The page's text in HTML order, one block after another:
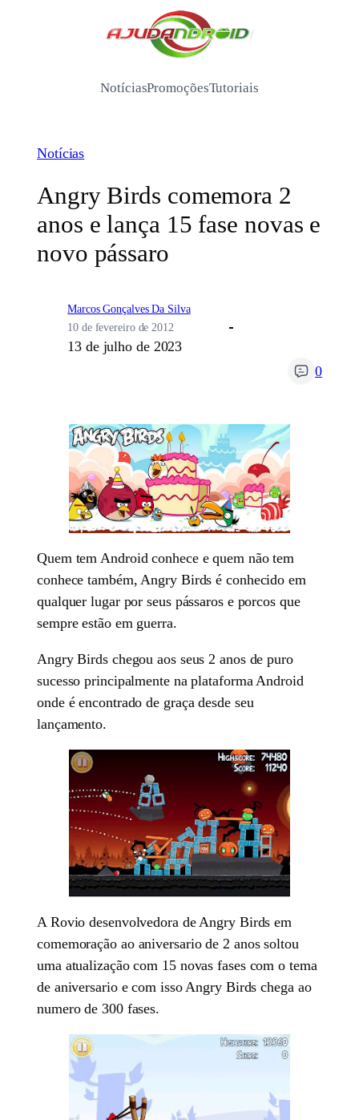
/
NotíciasPromoçõesTutoriais
Notícias
Angry Birds comemora 2
anos e lança 15 fase novas e
novo pássaro
Marcos Gonçalves Da Silva
10 de fevereiro de 2012
13 de julho de 2023
0
Quem tem Android conhece e quem não tem
conhece também, Angry Birds é conhecido em
qualquer lugar por seus pássaros e porcos que
sempre estão em guerra.
Angry Birds chegou aos seus 2 anos de puro
sucesso principalmente na plataforma Android
onde é encontrado de graça desde seu
lançamento.
A Rovio desenvolvedora de Angry Birds em
comemoração ao aniversario de 2 anos soltou
uma atualização com 15 novas fases com o tema
de aniversario e com isso Angry Birds chega ao
numero de 300 fases.